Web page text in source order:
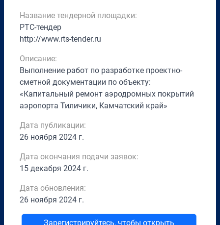
Название тендерной площадки:
РТС-тендер
http://www.rts-tender.ru
Описание:
Выполнение работ по разработке проектно-
сметной документации по объекту:
«Капитальный ремонт аэродромных покрытий
аэропорта Тиличики, Камчатский край»
Дата публикации:
26 ноября 2024 г.
Дата окончания подачи заявок:
15 декабря 2024 г.
Дата обновления:
26 ноября 2024 г.
Зарегистрируйтесь, чтобы открыть